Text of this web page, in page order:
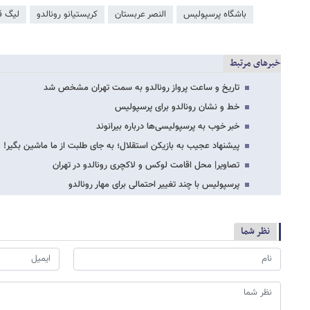
باشگاه پرسپولیس النصر عربستان کریستیانو رونالدو لیگ
خبرهای مرتبط
تاریخ و ساعت پرواز رونالدو به سمت تهران مشخص شد
خط و نشان رونالدو برای پرسپولیس
خبر خوب به پرسپولیسی‌ها درباره بیرانوند
پیشنهاد عجیب به بازیکن استقلال؛ به جای طلبت از ما ماشین بگیر!
تصاویر| محل اقامت لوکس و لاکچری رونالدو در تهران
پرسپولیس با چند تغییر احتمالی برای مهار رونالدو
نظر شما